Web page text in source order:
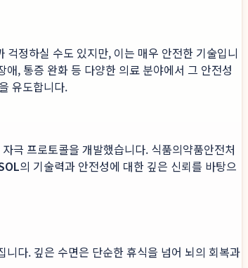
정하실 수도 있지만, 이는 매우 안전한 기술입니
, 통증 완화 등 다양한 의료 분야에서 그 안전성
유도합니다.
극 프로토콜을 개발했습니다. 식품의약품안전처
의 기술력과 안전성에 대한 깊은 신뢰를 바탕으
다. 깊은 수면은 단순한 휴식을 넘어 뇌의 회복과